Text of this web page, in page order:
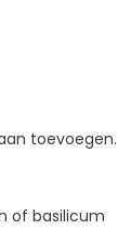
toevoegen.
of basilicum